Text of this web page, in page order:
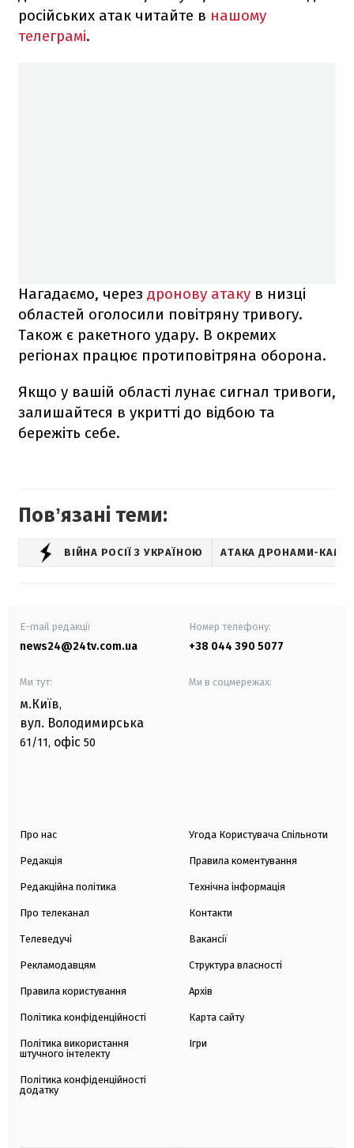
російських атак читайте в нашому
телеграмі.
Нагадаємо, через дронову атаку в низці
областей оголосили повітряну тривогу.
Також є ракетного удару. В окремих
регіонах працює протиповітряна оборона.
Якщо у вашій області лунає сигнал тривоги,
залишайтеся в укритті до відбою та
бережіть себе.
Повʼязані теми:
ВІЙНА РОСІЇ З УКРАЇНОЮ АТАКА ДРОНАМИ-
E-mail редакції
news24@24tv.com.ua
Номер телефону:
+38 044 390 5077
Ми тут:
м.Київ,
вул. Володимирська
61/11, офіс 50
Ми в соцмережах:
Про нас
Редакція
Редакційна політика
Про телеканал
Телеведучі
Рекламодавцям
Правила користування
Політика конфіденційності
Політика використання
штучного інтелекту
Політика конфіденційності
додатку
Угода Користувача Спільноти
Правила коментування
Технічна інформація
Контакти
Вакансії
Структура власності
Архів
Карта сайту
Ігри